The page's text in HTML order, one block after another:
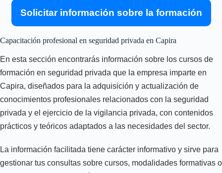
Solicitar información sobre la formación
Capacitación profesional en seguridad privada en Capira
En esta sección encontrarás información sobre los cursos de
formación en seguridad privada que la empresa imparte en
Capira, diseñados para la adquisición y actualización de
conocimientos profesionales relacionados con la seguridad
privada y el ejercicio de la vigilancia privada, con contenidos
prácticos y teóricos adaptados a las necesidades del sector.
La información facilitada tiene carácter informativo y sirve para
gestionar tus consultas sobre cursos, modalidades formativas o